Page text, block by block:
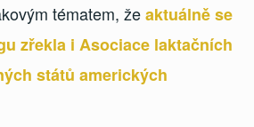
tématem, žeaktuálně se
zřekla i Asociace laktačních
států amerických